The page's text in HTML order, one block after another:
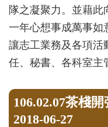
隊之凝聚力。並藉此
一年心想事成萬事如
讓志工業務及各項活
任、秘書、各科室主
106.02.07茶棧開
2018-06-27